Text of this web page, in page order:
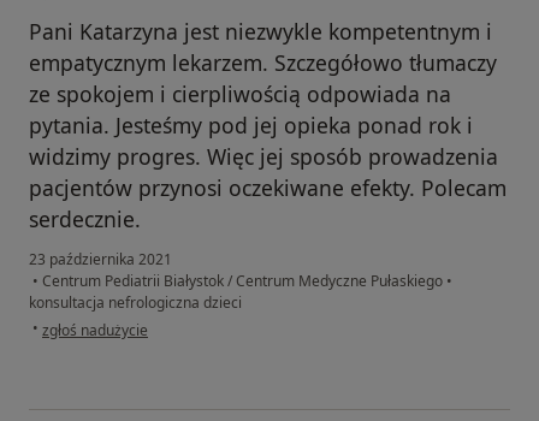
Pani Katarzyna jest niezwykle kompetentnym i
empatycznym lekarzem. Szczegółowo tłumaczy
ze spokojem i cierpliwością odpowiada na
pytania. Jesteśmy pod jej opieka ponad rok i
widzimy progres. Więc jej sposób prowadzenia
pacjentów przynosi oczekiwane efekty. Polecam
serdecznie.
23 października 2021
• Centrum Pediatrii Białystok / Centrum Medyczne Pułaskiego •
konsultacja nefrologiczna dzieci
• w opinii użytkownika Magda
zgłoś nadużycie